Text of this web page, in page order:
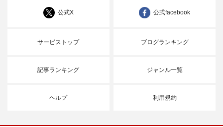
公式X 公式facebook
サービストップ ブログランキング
記事ランキング ジャンル一覧
ヘルプ 利用規約